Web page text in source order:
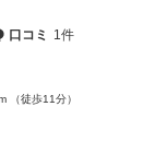
口コミ 1件
（徒歩11分）